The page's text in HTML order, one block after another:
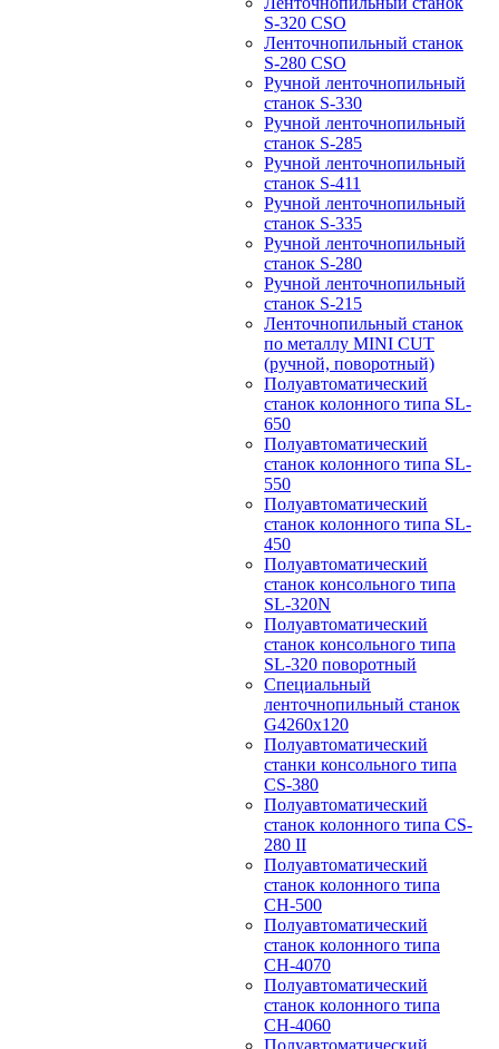
S-320 CSO
Ленточнопильный станок
S-280 CSO
Ручной ленточнопильный
станок S-330
Ручной ленточнопильный
станок S-285
Ручной ленточнопильный
станок S-411
Ручной ленточнопильный
станок S-335
Ручной ленточнопильный
станок S-280
Ручной ленточнопильный
станок S-215
Ленточнопильный станок
по металлу MINI CUT
(ручной, поворотный)
Полуавтоматический
станок колонного типа SL-
650
Полуавтоматический
станок колонного типа SL-
550
Полуавтоматический
станок колонного типа SL-
450
Полуавтоматический
станок консольного типа
SL-320N
Полуавтоматический
станок консольного типа
SL-320 поворотный
Специальный
ленточнопильный станок
G4260x120
Полуавтоматический
станки консольного типа
CS-380
Полуавтоматический
станок колонного типа CS-
280 II
Полуавтоматический
станок колонного типа
CH-500
Полуавтоматический
станок колонного типа
CH-4070
Полуавтоматический
станок колонного типа
CH-4060
Полуавтоматический